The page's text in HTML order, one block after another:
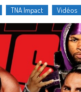
TNA Impact Vidéos